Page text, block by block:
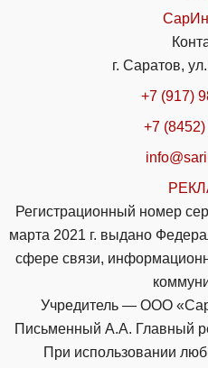
г. Саратов,
+7 (917)
+7
Регистрационный номер
марта 2021 г. выдано
сфере связи,
Учредитель — ООО
Письменный А.А. Главный
При использовании